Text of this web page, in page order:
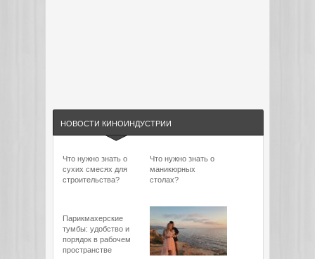
НОВОСТИ КИНОИНДУСТРИИ
Что нужно знать о
сухих смесях для
строительства?
Что нужно знать о
маникюрных
столах?
Парикмахерские
тумбы: удобство и
порядок в рабочем
пространстве